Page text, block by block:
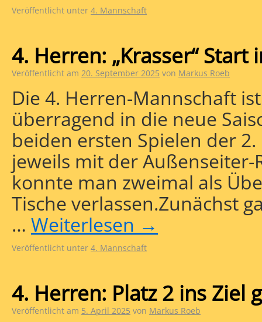
Veröffentlicht unter 4. Mannschaft
4. Herren: „Krasser“ Start
Veröffentlicht am 20. September 2025 von Markus Roeb
Die 4. Herren-Mannschaft
überragend in die neue
beiden ersten Spielen der
jeweils mit der
konnte man zweimal als
Tische verlassen.Zunächst
… Weiterlesen →
Veröffentlicht unter 4. Mannschaft
4. Herren: Platz 2 ins Ziel
Veröffentlicht am 5. April 2025 von Markus Roeb